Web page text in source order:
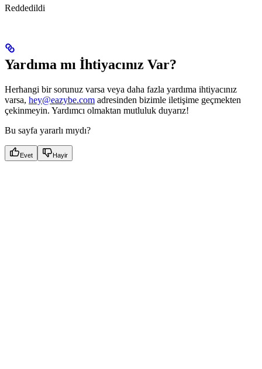
Reddedildi
Yardıma mı İhtiyacınız Var?
Herhangi bir sorunuz varsa veya daha fazla yardıma ihtiyacınız
varsa, hey@eazybe.com adresinden bizimle iletişime geçmekten
çekinmeyin. Yardımcı olmaktan mutluluk duyarız!
Bu sayfa yararlı mıydı?
Evet Hayir